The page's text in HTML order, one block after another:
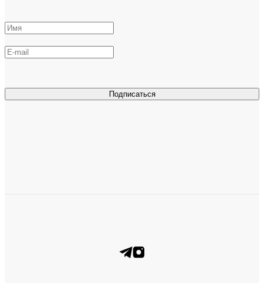
Подписаться